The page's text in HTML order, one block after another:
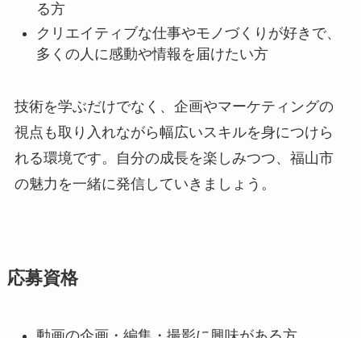
る方
クリエイティブな仕事やモノづくりが好きで、
多くの人に感動や情報を届けたい方
技術を学ぶだけでなく、企画やマーケティングの
視点も取り入れながら幅広いスキルを身につけら
れる環境です。自分の成長を楽しみつつ、福山市
の魅力を一緒に発信していきましょう。
応募資格